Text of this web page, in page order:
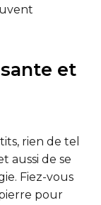
et
rien de tel
aussi de se
Fiez-vous
pour